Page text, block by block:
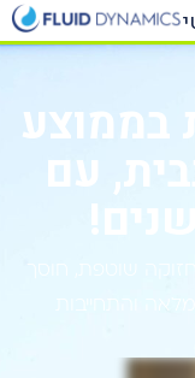
ליצירת קשר »
עם
שוטפת, חוסך
והתחייבות